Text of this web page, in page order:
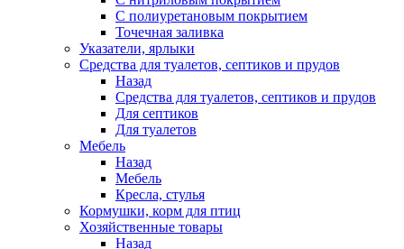
С полиуретановым покрытием
Точечная заливка
Указатели, ярлыки
Средства для туалетов, септиков и прудов
Назад
Средства для туалетов, септиков и прудов
Для септиков
Для туалетов
Мебель
Назад
Мебель
Кресла, стулья
Кормушки, корм для птиц
Хозяйственные товары
Назад